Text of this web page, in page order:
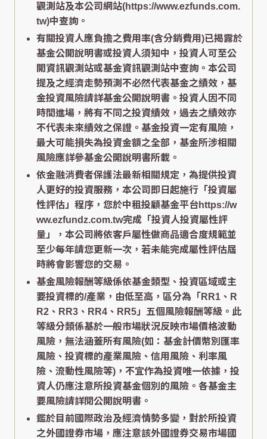
觀測站及本公司網站(https://www.ezfunds.com.
tw)中查詢。
有關投資人應負擔之費用率(含分銷費用)已揭露於
基金公開說明書或投資人須知中，投資人可至公
開資訊觀測站或基金資訊觀測站中查詢。本公司
提及之經濟走勢預測不必然代表基金之績效，基
金投資風險請詳基金公開說明書。投資人因不同
時間進場，將有不同之投資績效，過去之績效亦
不代表未來績效之保證。基金投資一定有風險，
最大可能損失為投資金額之全部，基金所涉相關
風險應詳參基金公開說明書所載。
依金融消費者保護法最新相關規定，為提供投資
人更好的投資服務，本公司即日起施行「投資屬
性評估」程序，您於中租投顧基金平台https://w
ww.ezfundz.com.tw完成「投資人投資屬性評
量」，本公司將依客戶屬性做商品適合度規範並
至少每年請您更新一次，若未能完成屬性評估屆
時將會影響您的交易。
基金風險報酬等級係依基金類型、投資區域或主
要投資標的/產業，由低至高，區分為「RR1、R
R2、RR3、RR4、RR5」五個風險報酬等級。此
等級分類係基於一般市場狀況反映市場價格波動
風險，無法涵蓋所有風險(如：基金計價幣別匯率
風險、投資標的產業風險、信用風險、利率風
險、流動性風險等)，不宜作為投資唯一依據，投
資人仍應注意所投資基金個別的風險。各基金主
要風險請詳閱公開說明書。
鑑於目前國際政治及經濟情勢多變，對於所投資
之外國證券市場，應注意該外國證券交易市場國